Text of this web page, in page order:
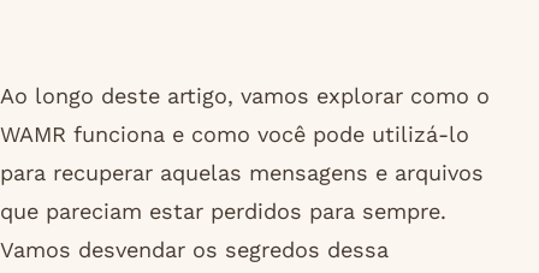
Ao longo deste artigo, vamos explorar como o
WAMR funciona e como você pode utilizá-lo
para recuperar aquelas mensagens e arquivos
que pareciam estar perdidos para sempre.
Vamos desvendar os segredos dessa